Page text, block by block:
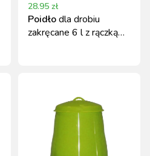
28.95 zł
Poidłodla drobiu
zakręcane 6 l z rączką